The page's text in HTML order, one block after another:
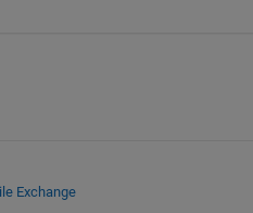
Exchange